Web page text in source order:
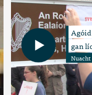
gan
Nuacht